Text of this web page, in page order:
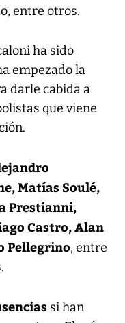
entre otros.
ha sido
empezado la
darle cabida a
que viene
Matías Soulé,
Prestianni,
Castro, Alan
Pellegrino, entre
si han